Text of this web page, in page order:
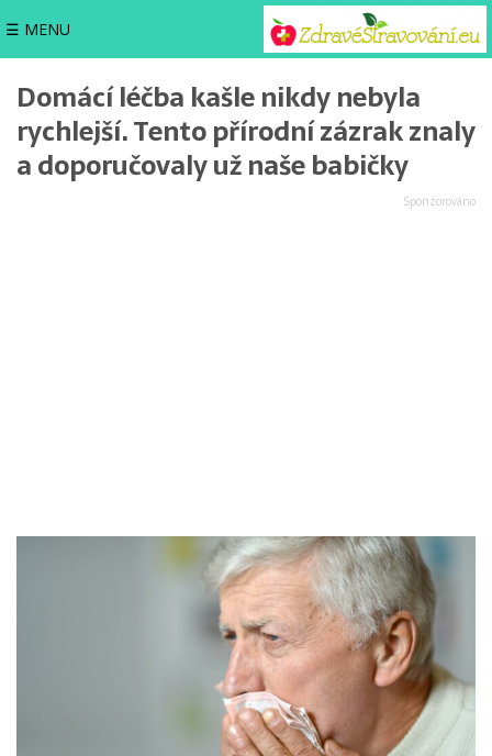
☰ MENU
Domácí léčba kašle nikdy nebyla
rychlejší. Tento přírodní zázrak znaly
a doporučovaly už naše babičky